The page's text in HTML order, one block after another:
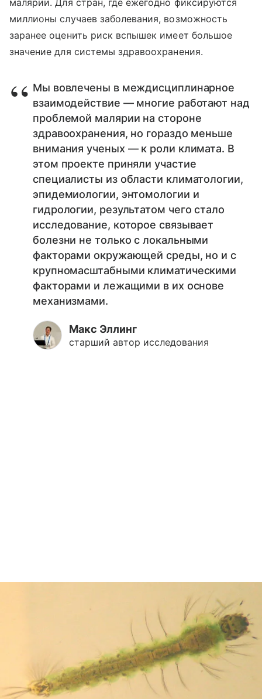
миллионы случаев заболевания, возможность
заранее оценить риск вспышек имеет большое
значение для системы здравоохранения.
Мы вовлечены в междисциплинарное
взаимодействие — многие работают над
проблемой малярии на стороне
здравоохранения, но гораздо меньше
внимания ученых — к роли климата. В
этом проекте приняли участие
специалисты из области климатологии,
эпидемиологии, энтомологии и
гидрологии, результатом чего стало
исследование, которое связывает
болезни не только с локальными
факторами окружающей среды, но и с
крупномасштабными климатическими
факторами и лежащими в их основе
механизмами.
Макс Эллинг
старший автор исследования